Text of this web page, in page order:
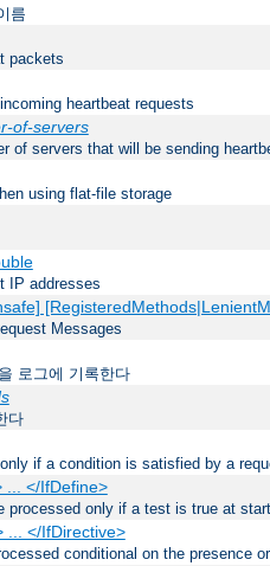
름
packets
heartbeat requests
of-servers
of servers that will be sending
using flat-file storage
IP addresses
Messages
로그에 기록한다
다
if a condition is satisfied by a
... </IfDefine>
processed only if a test is true at
... </IfDirective>
conditional on the presence